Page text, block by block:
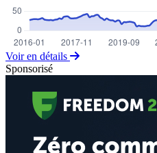
Voir en détails
Sponsorisé